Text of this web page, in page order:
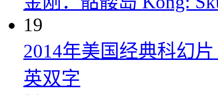
19
2014年美国经典科幻
英双字